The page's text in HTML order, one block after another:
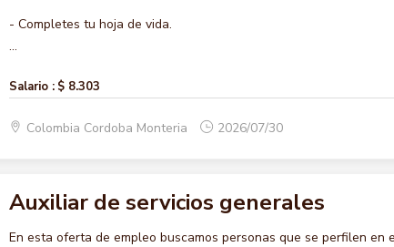
- Completes tu hoja de vida.
...
Salario : $ 8.303
Colombia Cordoba Monteria 2026/07/30
Auxiliar de servicios generales
En esta oferta de empleo buscamos personas que se perfilen en